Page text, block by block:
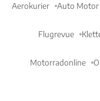
Aerokurier Auto Motor
Flugrevue
Motorradonline